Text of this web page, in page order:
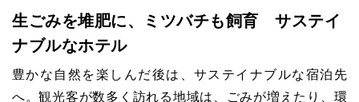
生ごみを堆肥に、ミツバチも飼育 サステイ
ナブルなホテル
豊かな自然を楽しんだ後は、サステイナブルな宿泊先
へ。観光客が数多く訪れる地域は、ごみが増えたり、環